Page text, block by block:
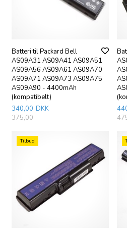
Batteri til Packard Bell
AS09A31 AS09A41 AS09A51
AS09A56 AS09A61 AS09A70
AS09A71 AS09A73 AS09A75
AS09A90 - 4400mAh
(kompatibelt)
340,00 DKK
375,00
Tilbud